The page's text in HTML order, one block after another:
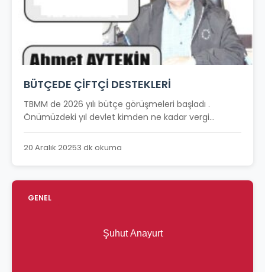
BÜTÇEDE ÇİFTÇİ DESTEKLERİ
TBMM de 2026 yılı bütçe görüşmeleri başladı .
Önümüzdeki yıl devlet kimden ne kadar vergi...
20 Aralık 20253 dk okuma
GENEL